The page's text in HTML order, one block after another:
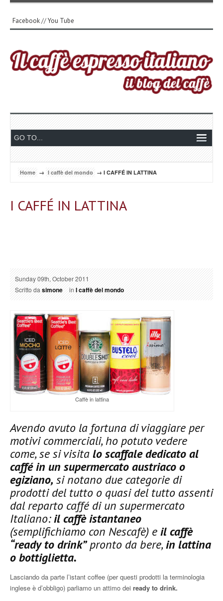
Facebook//You Tube
Home → I caffè del mondo → I CAFFÉ IN LATTINA
I CAFFÉ IN LATTINA
Sunday 09th, October 2011
Scritto dasimone inI caffè del mondo
Caffè in lattina
Avendo avuto la fortuna di viaggiare per
motivi commerciali, ho potuto vedere
come, se si visitalo scaffale dedicato al
caffé in un supermercato austriaco o
egiziano, si notano due categorie di
prodotti del tutto o quasi del tutto assenti
dal reparto caffé di un supermercato
Italiano:il caffè istantaneo
(semplifichiamo con Nescafè) eil caffè
“ready to drink”pronto da bere,in lattina
o bottiglietta.
Lasciando da parte l’istant coffee (per questi prodotti la terminologia
inglese è d’obbligo) parliamo un attimo dei ready to drink.